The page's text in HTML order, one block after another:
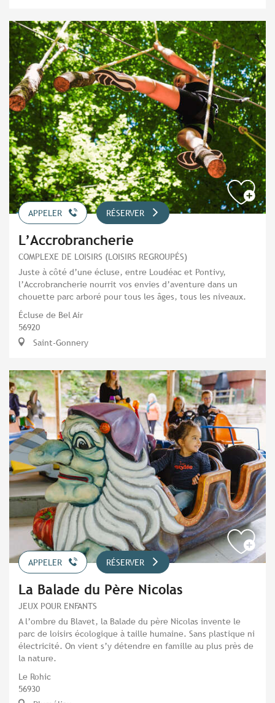
APPELER RÉSERVER
L’Accrobrancherie
COMPLEXE DE LOISIRS (LOISIRS REGROUPÉS)
Juste à côté d’une écluse, entre Loudéac et Pontivy,
l’Accrobrancherie nourrit vos envies d’aventure dans un
chouette parc arboré pour tous les âges, tous les niveaux.
Écluse de Bel Air
56920
Saint-Gonnery
APPELER RÉSERVER
La Balade du Père Nicolas
JEUX POUR ENFANTS
A l’ombre du Blavet, la Balade du père Nicolas invente le
parc de loisirs écologique à taille humaine. Sans plastique ni
électricité. On vient s’y détendre en famille au plus près de
la nature.
Le Rohic
56930